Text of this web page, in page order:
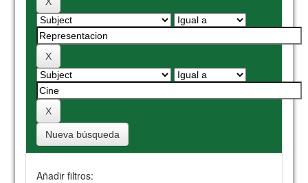
Nueva búsqueda
Añadir filtros: